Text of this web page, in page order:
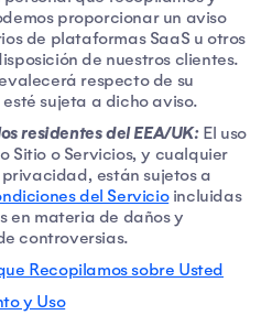
proporcionar un aviso
de plataformas SaaS u otros
de nuestros clientes.
respecto de su
sujeta a dicho aviso.
residentes del EEA/UK: El uso
Sitio o Servicios, y cualquier
están sujetos a
del Servicioincluidas
en materia de daños y
controversias.
Recopilamos sobre Usted
y Uso